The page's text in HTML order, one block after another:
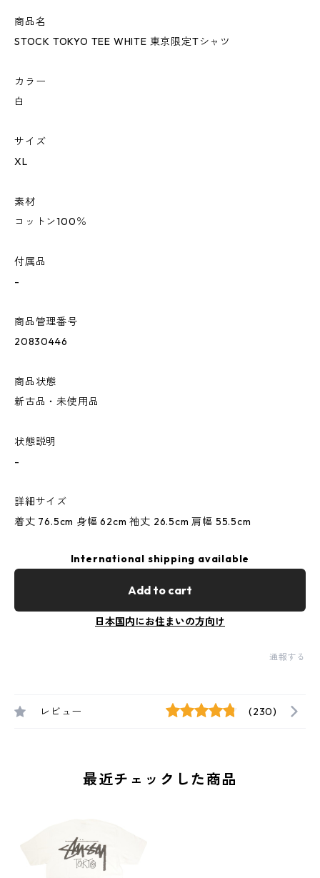
商品名
STOCK TOKYO TEE WHITE 東京限定Tシャツ
カラー
白
サイズ
XL
素材
コットン100％
付属品
-
商品管理番号
20830446
商品状態
新古品・未使用品
状態説明
-
詳細サイズ
着丈 76.5cm 身幅 62cm 袖丈 26.5cm 肩幅 55.5cm
International shipping available
Add to cart
日本国内にお住まいの方向け
通報する
レビュー (230)
最近チェックした商品